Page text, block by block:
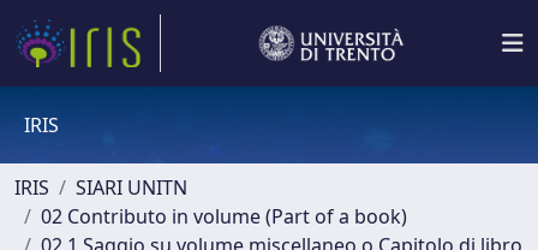
IRIS
IRIS
SIARI UNITN
02 Contributo in volume (Part of a book)